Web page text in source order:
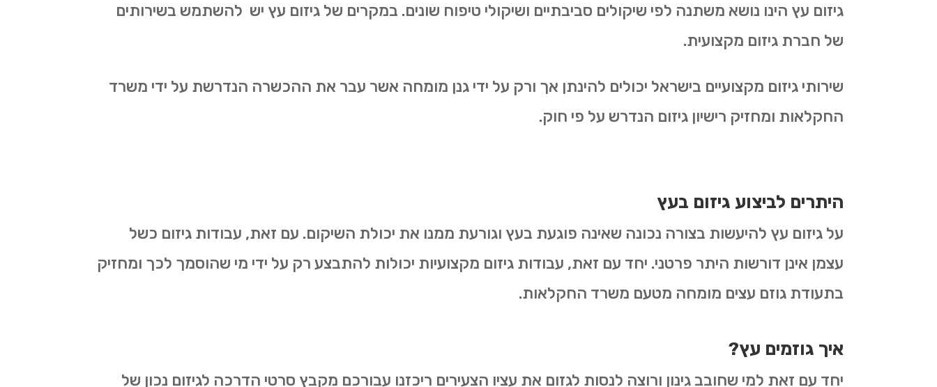
גיזום עץ הינו נושא משתנה לפי שיקולים סביבתיים ושיקולי טיפוח שונים. במקרים של גיזום עץ יש להשתמש בשירותים
של חברת גיזום מקצועית.
שירותי גיזום מקצועיים בישראל יכולים להינתן אך ורק על ידי גנן מומחה אשר עבר את ההכשרה הנדרשת על ידי משרד
החקלאות ומחזיק רישיון גיזום הנדרש על פי חוק.
היתרים לביצוע גיזום בעץ
על גיזום עץ להיעשות בצורה נכונה שאינה פוגעת בעץ וגורעת ממנו את יכולת השיקום. עם זאת, עבודות גיזום כשל
עצמן אינן דורשות היתר פרטני. יחד עם זאת, עבודות גיזום מקצועיות יכולות להתבצע רק על ידי מי שהוסמך לכך ומחזיק
בתעודת גוזם עצים מומחה מטעם משרד החקלאות.
איך גוזמים עץ?
יחד עם זאת למי שחובב גינון ורוצה לנסות לגזום את עציו הצעירים ריכזנו עבורכם מקבץ סרטי הדרכה לגיזום נכון של